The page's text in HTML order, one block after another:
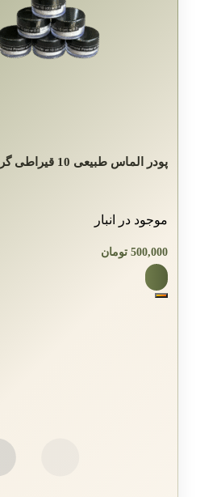
پودر الماس طبیعی 10 قیراطی گرید 0.5
موجود در انبار
500,000 تومان